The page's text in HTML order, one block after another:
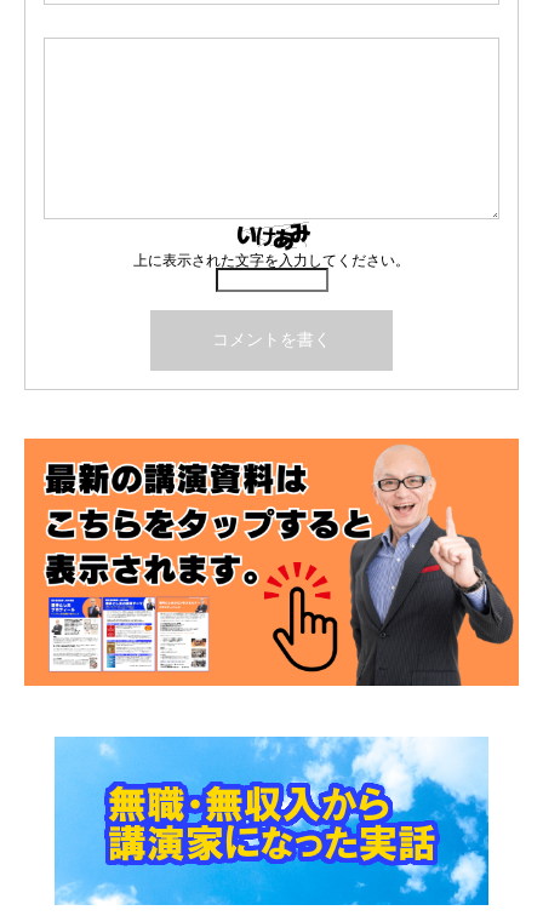
上に表示された文字を入力してください。